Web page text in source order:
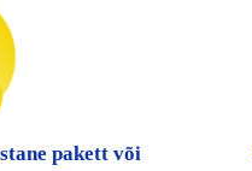
pakett või